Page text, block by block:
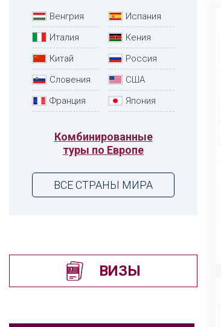
Венгрия
Испания
Италия
Кения
Китай
Россия
Словения
США
Франция
Япония
Комбинированные
туры по Европе
ВСЕ СТРАНЫ МИРА
ВИЗЫ
9 дней
2417 $
ГРАНД ТУР: ВСЁ ЛУЧШЕЕ В КИТАЕ 2026